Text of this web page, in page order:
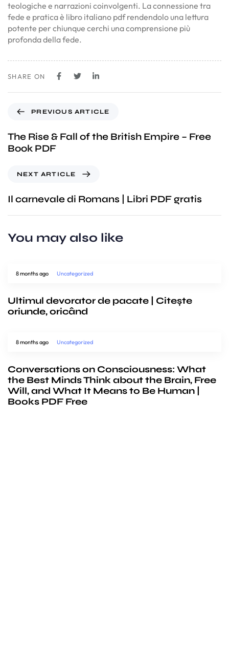
teologiche e narrazioni coinvolgenti. La connessione tra
fede e pratica è libro italiano pdf rendendolo una lettura
potente per chiunque cerchi una comprensione più
profonda della fede.
SHARE ON
PREVIOUS ARTICLE
The Rise & Fall of the British Empire – Free
Book PDF
NEXT ARTICLE
Il carnevale di Romans | Libri PDF gratis
You may also like
8 months ago Uncategorized
Ultimul devorator de pacate | Citește
oriunde, oricând
8 months ago Uncategorized
Conversations on Consciousness: What
the Best Minds Think about the Brain, Free
Will, and What It Means to Be Human |
Books PDF Free